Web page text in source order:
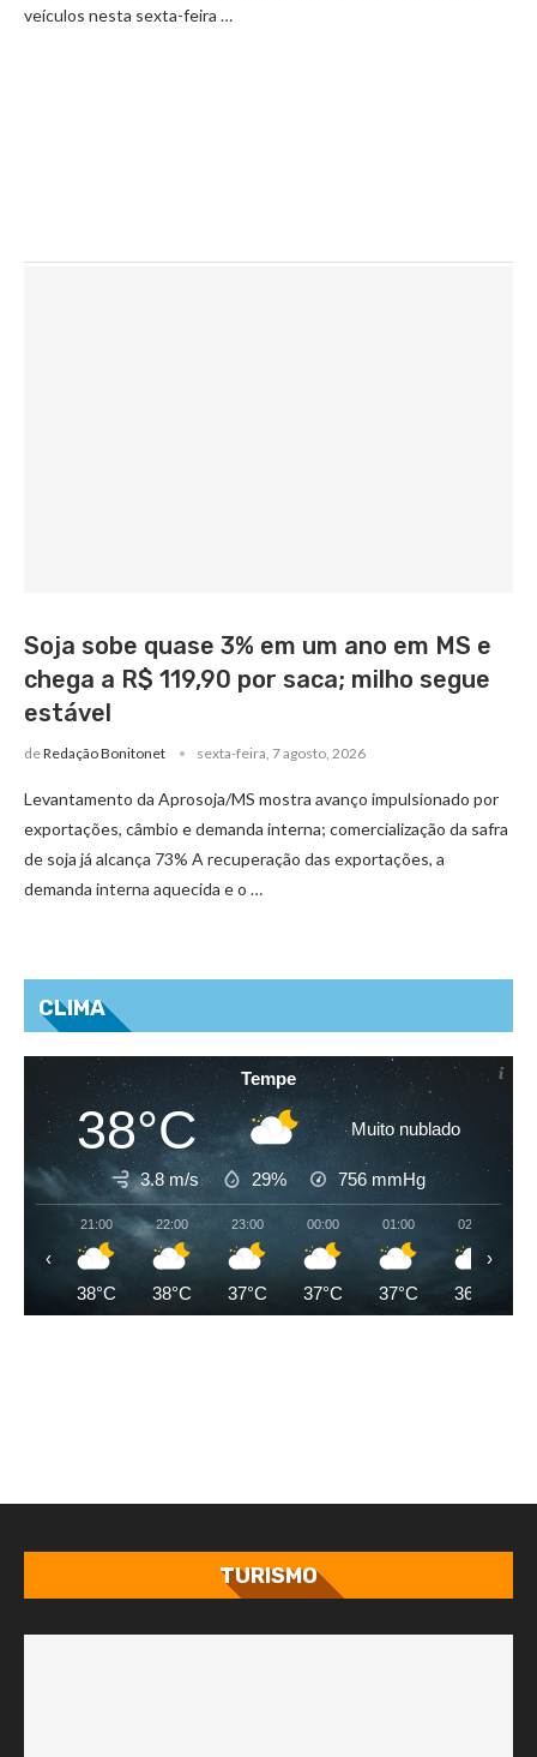
veículos nesta sexta-feira …
Soja sobe quase 3% em um ano em MS e
chega a R$ 119,90 por saca; milho segue
estável
deRedação Bonitonet sexta-feira, 7 agosto, 2026
Levantamento da Aprosoja/MS mostra avanço impulsionado por
exportações, câmbio e demanda interna; comercialização da safra
de soja já alcança 73% A recuperação das exportações, a
demanda interna aquecida e o …
CLIMA
Tempe
38°C Muito nublado
3.8 m/s 29% 756 mmHg
21:00
38°C
22:00
38°C
23:00
37°C
00:00
37°C
01:00
37°C
02:00
36°C
‹ ›
TURISMO